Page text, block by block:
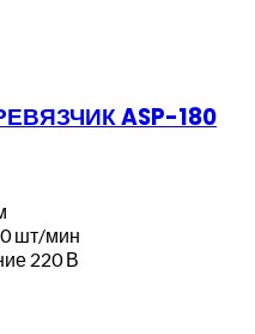
ASP-180
шт/мин
220 В